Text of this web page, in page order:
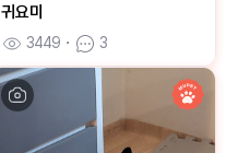
귀요미
3449 ㆍ 3